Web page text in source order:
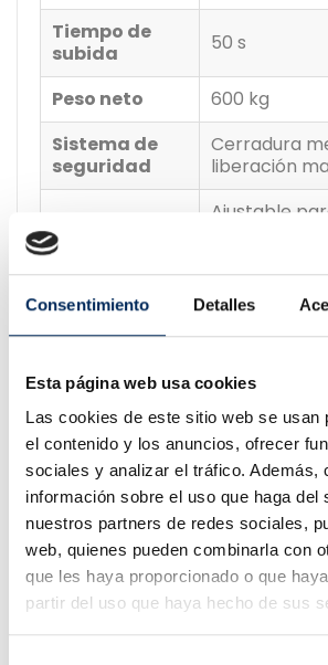
Consentimiento Detalles
Esta página web usa cookies
Las cookies de este sitio web se usan
el contenido y los anuncios, ofrecer
sociales y analizar el tráfico. Además,
información sobre el uso que haga del
nuestros partners de redes sociales,
web, quienes pueden combinarla con
que les haya proporcionado o que
partir del uso que haya hecho de sus
Tiempo de
subida
50 s
Peso neto
600 kg
Sistema de
seguridad
Cerradura
liberación
Ajustable
tamaños de
Certificación
CE
Uso
Elevador monocolumna
ganar flexibilidad en el
Elelevador de 1 columna EQT-S2.5T-220
profesional para talleres que buscan
compacto, seguro y práctico para
hasta2,5 toneladas.
Su diseño monocolumna, su
ajustable y su sistema de seguridad